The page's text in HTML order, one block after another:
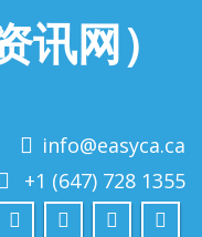
讯网）
info@easyca.ca
+1 (647) 728 1355